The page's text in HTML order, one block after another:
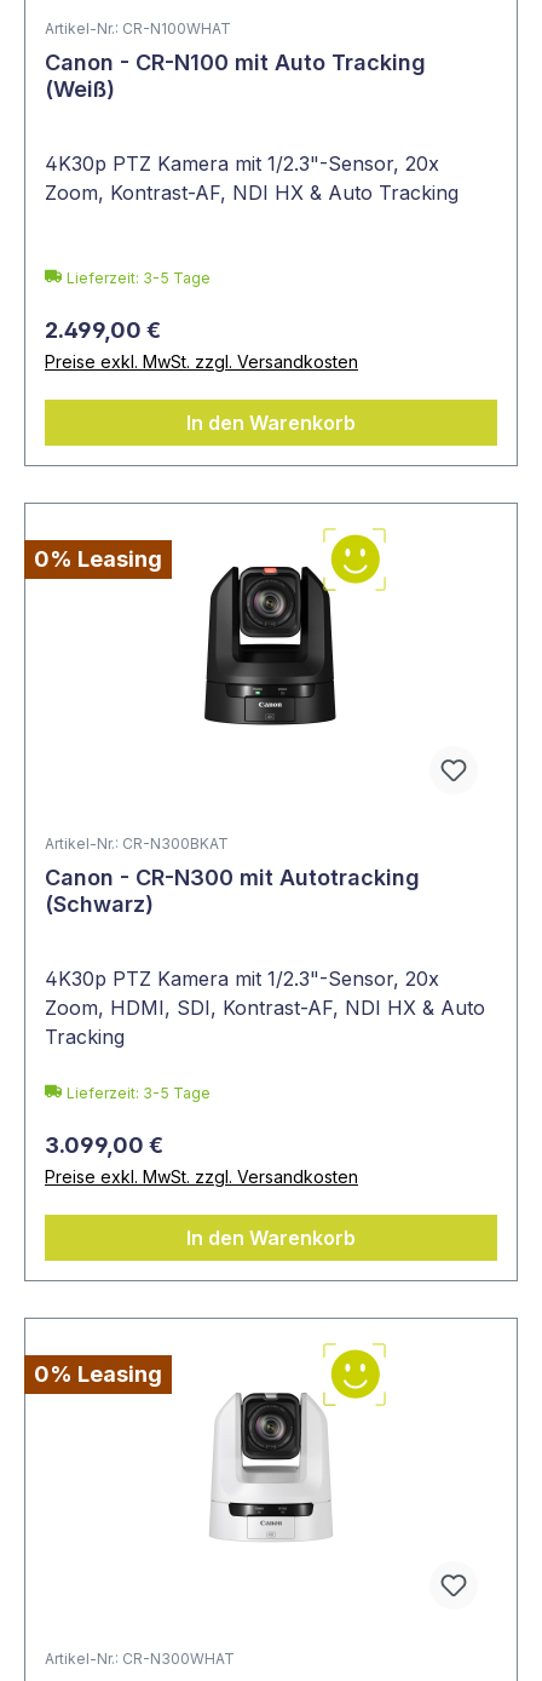
Artikel-Nr.: CR-N100WHAT
Canon - CR-N100 mit Auto Tracking
(Weiß)
4K30p PTZ Kamera mit 1/2.3"-Sensor, 20x
Zoom, Kontrast-AF, NDI HX & Auto Tracking
Lieferzeit: 3-5 Tage
2.499,00 €
Preise exkl. MwSt. zzgl. Versandkosten
In den Warenkorb
0% Leasing
Artikel-Nr.: CR-N300BKAT
Canon - CR-N300 mit Autotracking
(Schwarz)
4K30p PTZ Kamera mit 1/2.3"-Sensor, 20x
Zoom, HDMI, SDI, Kontrast-AF, NDI HX & Auto
Tracking
Lieferzeit: 3-5 Tage
3.099,00 €
Preise exkl. MwSt. zzgl. Versandkosten
In den Warenkorb
0% Leasing
Artikel-Nr.: CR-N300WHAT